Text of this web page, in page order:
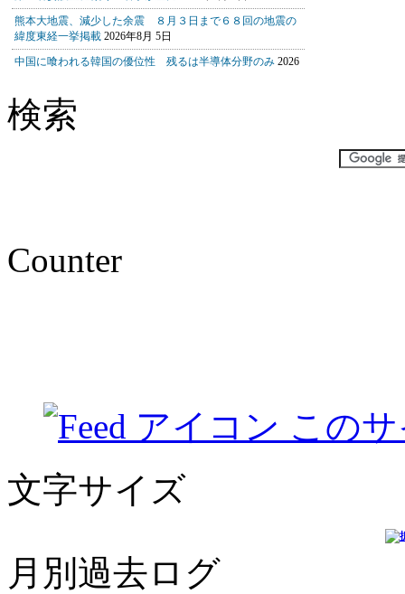
検索
Counter
この
文字サイズ
月別過去ログ